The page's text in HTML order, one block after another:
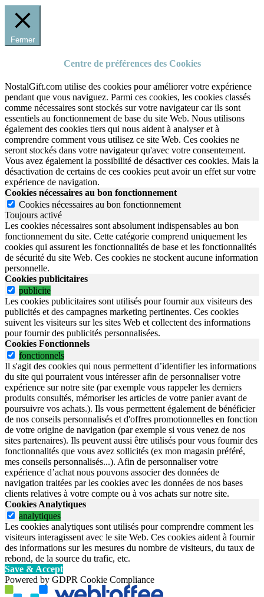
Fermer
Centre de préférences des Cookies
NostalGift.com utilise des cookies pour améliorer votre expérience
pendant que vous naviguez. Parmi ces cookies, les cookies classés
comme nécessaires sont stockés sur votre navigateur car ils sont
essentiels au fonctionnement de base du site Web. Nous utilisons
également des cookies tiers qui nous aident à analyser et à
comprendre comment vous utilisez ce site Web. Ces cookies ne
seront stockés dans votre navigateur qu'avec votre consentement.
Vous avez également la possibilité de désactiver ces cookies. Mais la
désactivation de certains de ces cookies peut avoir un effet sur votre
expérience de navigation.
Cookies nécessaires au bon fonctionnement
Cookies nécessaires au bon fonctionnement
Toujours activé
Les cookies nécessaires sont absolument indispensables au bon
fonctionnement du site. Cette catégorie comprend uniquement les
cookies qui assurent les fonctionnalités de base et les fonctionnalités
de sécurité du site Web. Ces cookies ne stockent aucune information
personnelle.
Cookies publicitaires
publicite
Les cookies publicitaires sont utilisés pour fournir aux visiteurs des
publicités et des campagnes marketing pertinentes. Ces cookies
suivent les visiteurs sur les sites Web et collectent des informations
pour fournir des publicités personnalisées.
Cookies Fonctionnels
fonctionnels
Il s'agit des cookies qui nous permettent d’identifier les informations
du site qui pourraient vous intéresser afin de personnaliser votre
expérience sur notre site (par exemple vous rappeler les derniers
produits consultés, mémoriser les articles de votre panier avant de
poursuivre vos achats.). Ils vous permettent également de bénéficier
de nos conseils personnalisés et d'offres promotionnelles en fonction
de votre origine de navigation (par exemple si vous venez de nos
sites partenaires). Ils peuvent aussi être utilisés pour vous fournir des
fonctionnalités que vous avez sollicités (ex mon magasin préféré,
mes conseils personnalisés...). Afin de personnaliser votre
expérience d’achat nous pouvons associer des données de
navigation traitées par les cookies avec les données de nos bases
clients relatives à votre compte ou à vos achats sur notre site.
Cookies Analytiques
analytiques
Les cookies analytiques sont utilisés pour comprendre comment les
visiteurs interagissent avec le site Web. Ces cookies aident à fournir
des informations sur les mesures du nombre de visiteurs, du taux de
rebond, de la source du trafic, etc.
Save & Accept
Powered by GDPR Cookie Compliance